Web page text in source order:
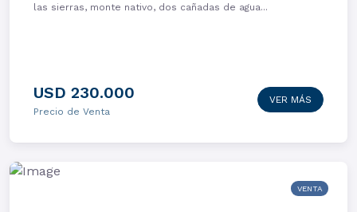
las sierras, monte nativo, dos cañadas de agua...
USD 230.000
Precio de Venta
VER MÁS
VENTA